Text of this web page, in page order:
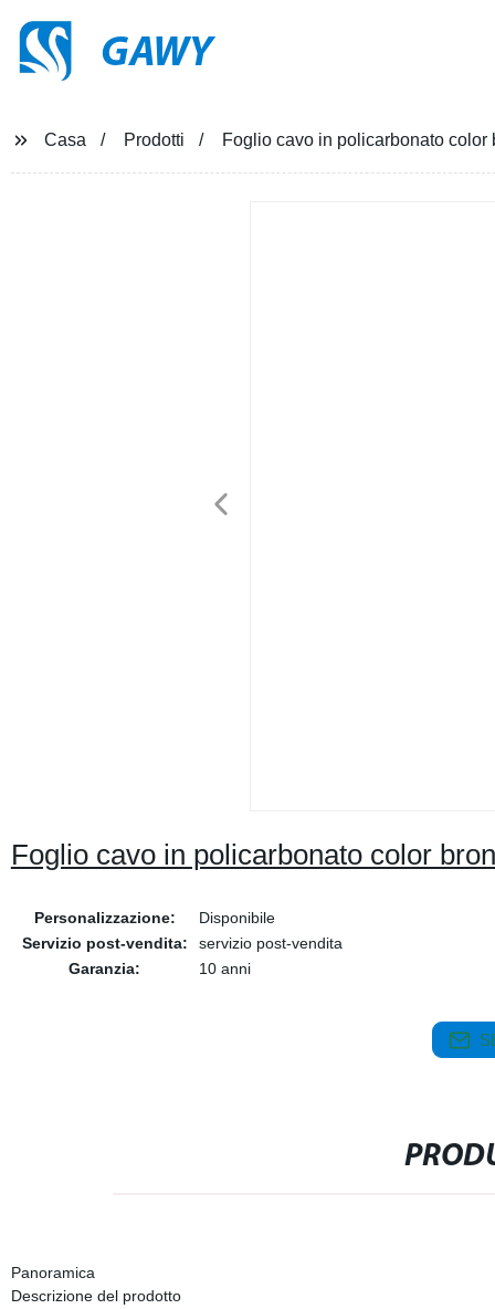
GAWY
Casa Prodotti Foglio cavo in policarbonato
Foglio cavo in policarbonato color
Personalizzazione:
Disponibile
Servizio post-vendita:
servizio post-vendita
Garanzia:
10 anni
Panoramica
Descrizione del prodotto